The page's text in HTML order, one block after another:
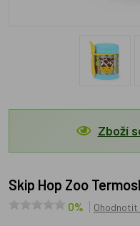
Zboží
Skip Hop Zoo
0%